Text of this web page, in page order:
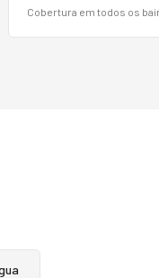
Cobertura em todos os